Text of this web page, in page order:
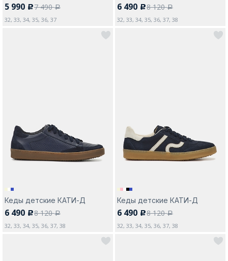
5 990 c7 490a
32, 33, 34, 35, 36, 37
6 490 c8 120a
32, 33, 34, 35, 36, 37, 38
Кеды детские КАТИ-Д
6 490 c8 120a
32, 33, 34, 35, 36, 37, 38
Кеды детские КАТИ-Д
6 490 c8 120a
32, 33, 34, 35, 36, 37, 38